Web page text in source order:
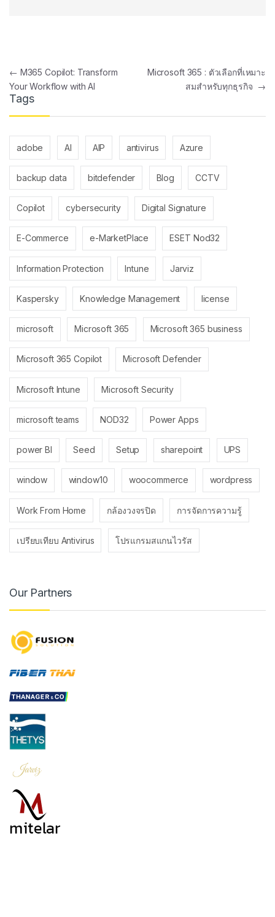
← M365 Copilot: Transform
Your Workflow with AI
Microsoft 365 : ตัวเลือกที่เหมาะ
สมสำหรับทุกธุรกิจ →
Tags
adobe AI AIP antivirus Azure
backup data bitdefender Blog CCTV
Copilot cybersecurity Digital Signature
E-Commerce e-MarketPlace ESET Nod32
Information Protection Intune Jarviz
Kaspersky Knowledge Management license
microsoft Microsoft 365 Microsoft 365 business
Microsoft 365 Copilot Microsoft Defender
Microsoft Intune Microsoft Security
microsoft teams NOD32 Power Apps
power BI Seed Setup sharepoint UPS
window window10 woocommerce wordpress
Work From Home กล้องวงจรปิด การจัดการความรู้
เปรียบเทียบ Antivirus โปรแกรมสแกนไวรัส
Our Partners